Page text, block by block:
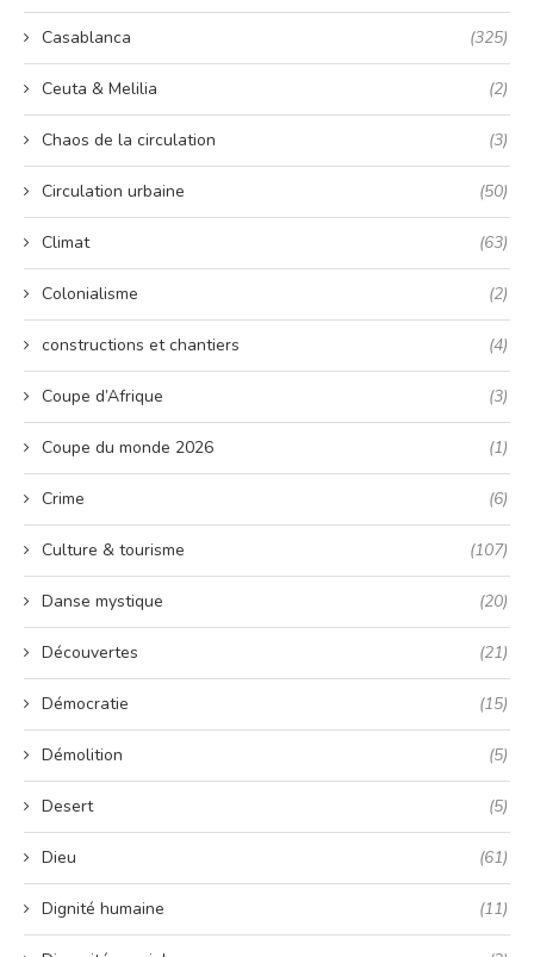
Casablanca (325)
Ceuta & Melilia (2)
Chaos de la circulation (3)
Circulation urbaine (50)
Climat (63)
Colonialisme (2)
constructions et chantiers (4)
Coupe d’Afrique (3)
Coupe du monde 2026 (1)
Crime (6)
Culture & tourisme (107)
Danse mystique (20)
Découvertes (21)
Démocratie (15)
Démolition (5)
Desert (5)
Dieu (61)
Dignité humaine (11)